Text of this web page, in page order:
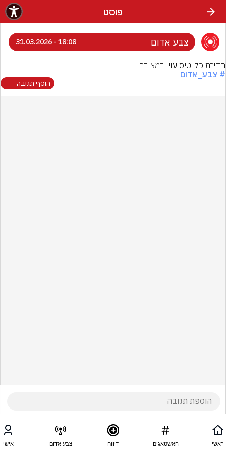
פוסט
צבע אדום 18:08 - 31.03.2026
חדירת כלי טיס עוין במצובה
# צבע_אדום
הוסף תגובה
ראשי האשטאגים דיווח צבע אדום אישי